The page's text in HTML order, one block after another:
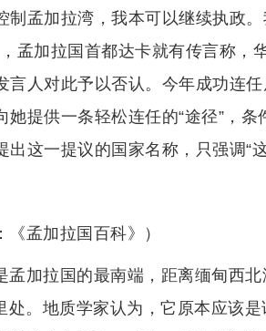
孟加拉湾，我本可以继续执政。
孟加拉国首都达卡就有传言称，
人对此予以否认。今年成功连
提供一条轻松连任的“途径”，条
这一提议的国家名称，只强调“
孟加拉国百科》）
加拉国的最南端，距离缅甸西
。地质学家认为，它原本应该是